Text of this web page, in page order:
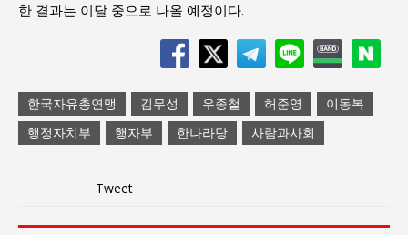
한 결과는 이달 중으로 나올 예정이다.
한국자유총연맹 김무성 우종철 허준영
이동복
행정자치부
행자부 한나라당 사람과사회
Tweet